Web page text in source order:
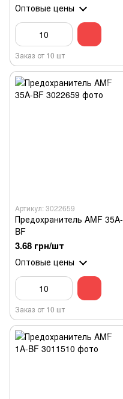
Оптовые цены
Заказ от 10 шт
Артикул: 3022659
Предохранитель AMF 35A-
BF
3.68 грн/шт
Оптовые цены
Заказ от 10 шт